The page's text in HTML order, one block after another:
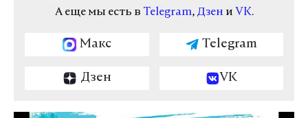
А еще мы есть в Telegram, Дзен и VK.
Макс Telegram
Дзен VK